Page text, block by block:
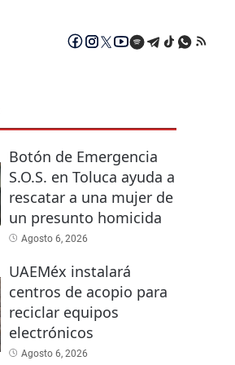
Botón de Emergencia
S.O.S. en Toluca ayuda a
rescatar a una mujer de
un presunto homicida
Agosto 6, 2026
UAEMéx instalará
centros de acopio para
reciclar equipos
electrónicos
Agosto 6, 2026